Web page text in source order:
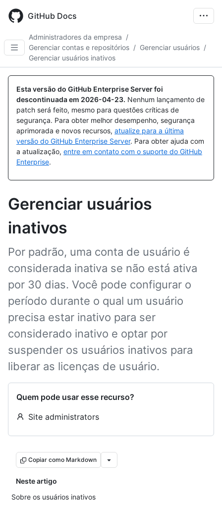
main
GitHub Docs
Administradores da empresa /
Gerenciar contas e repositórios / Gerenciar usuários /
Gerenciar usuários inativos
Esta versão do GitHub Enterprise Server foi
descontinuada em 2026-04-23. Nenhum lançamento de
patch será feito, mesmo para questões críticas de
segurança. Para obter melhor desempenho, segurança
aprimorada e novos recursos, atualize para a última
versão do GitHub Enterprise Server. Para obter ajuda com
a atualização, entre em contato com o suporte do GitHub
Enterprise.
Gerenciar usuários
inativos
Por padrão, uma conta de usuário é
considerada inativa se não está ativa
por 30 dias. Você pode configurar o
período durante o qual um usuário
precisa estar inativo para ser
considerado inativo e optar por
suspender os usuários inativos para
liberar as licenças de usuário.
Quem pode usar esse recurso?
Site administrators
Copiar como Markdown
Neste artigo
Sobre os usuários inativos